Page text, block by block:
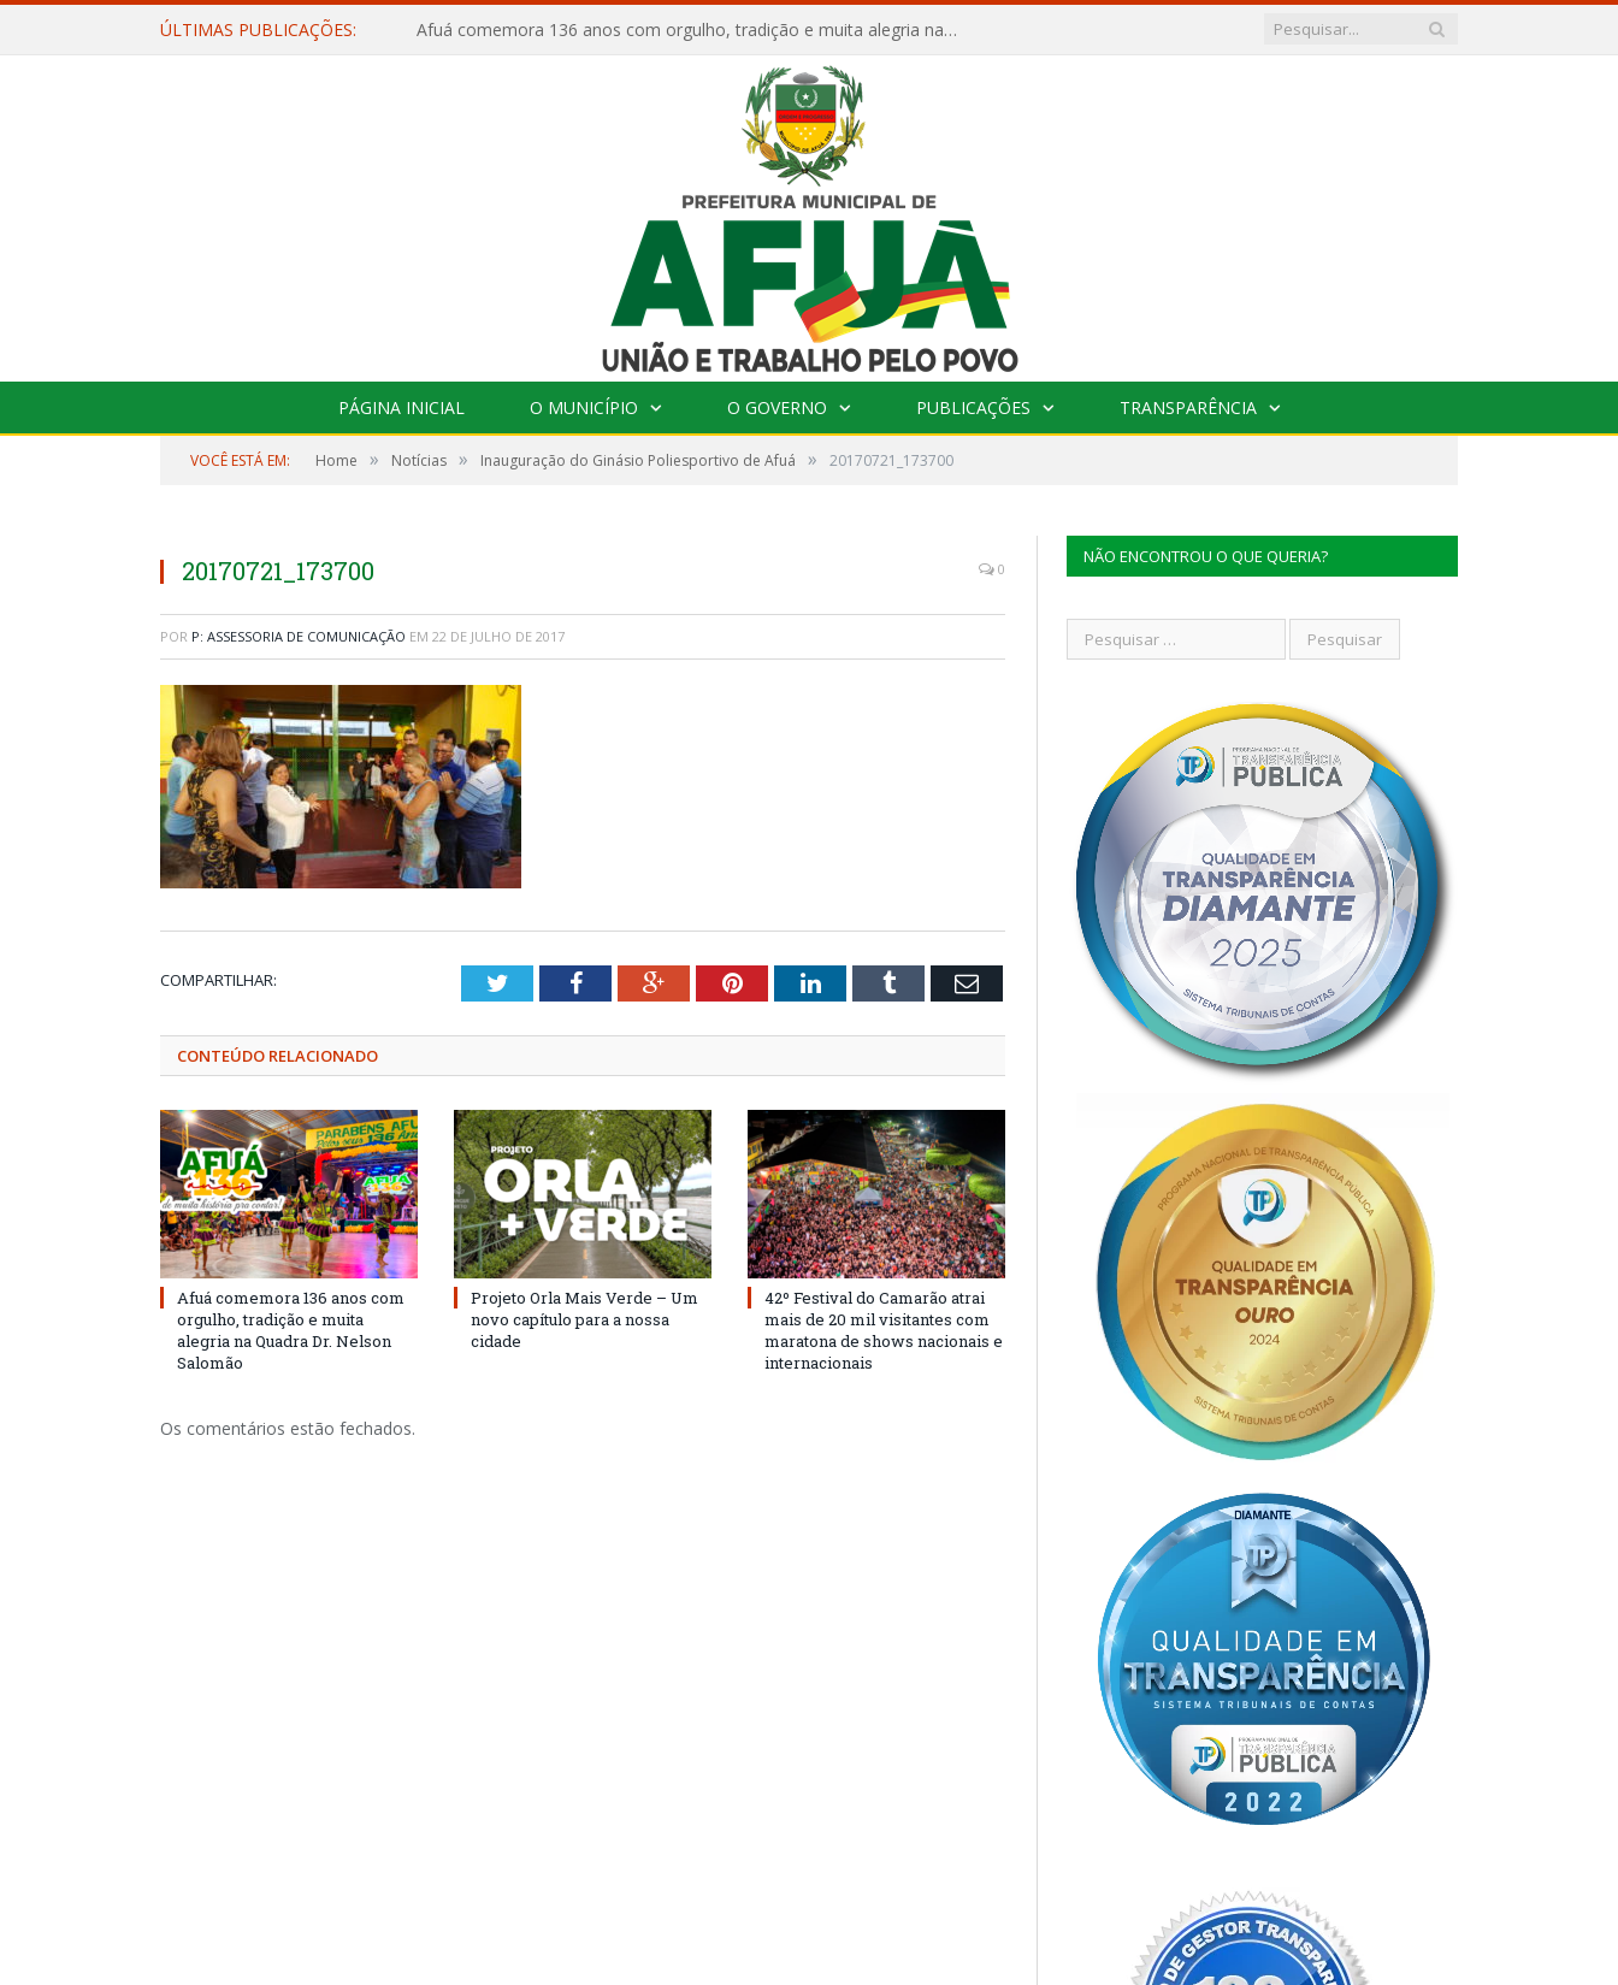
ÚLTIMAS PUBLICAÇÕES: Afuá comemora 136 anos com orgulho, tradição e muita alegria na Quadra Dr. Nelson Salomão
PÁGINA INICIAL O MUNICÍPIO O GOVERNO PUBLICAÇÕES TRANSPARÊNCIA
VOCÊ ESTÁ EM: Home » Notícias » Inauguração do Ginásio Poliesportivo de Afuá » 20170721_173700
20170721_173700 0
POR P: ASSESSORIA DE COMUNICAÇÃO EM 22 DE JULHO DE 2017
COMPARTILHAR: TwitterFacebookGoogle+PinterestLinkedInTumblr Email
CONTEÚDO RELACIONADO
Afuá comemora 136 anos com
orgulho, tradição e muita
alegria na Quadra Dr. Nelson
Salomão
Projeto Orla Mais Verde – Um
novo capítulo para a nossa
cidade
42º Festival do Camarão atrai
mais de 20 mil visitantes com
maratona de shows nacionais e
internacionais
Os comentários estão fechados.
NÃO ENCONTROU O QUE QUERIA?